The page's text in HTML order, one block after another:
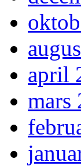
april
mars